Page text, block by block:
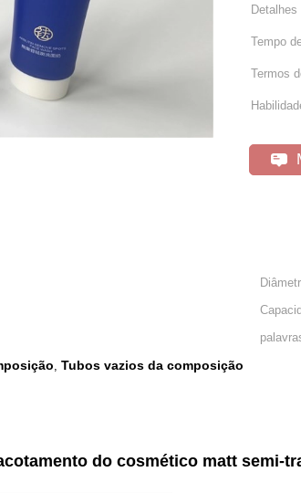
Tempo
Termos
, Tubos vazios da composição
do cosmético matt semi-